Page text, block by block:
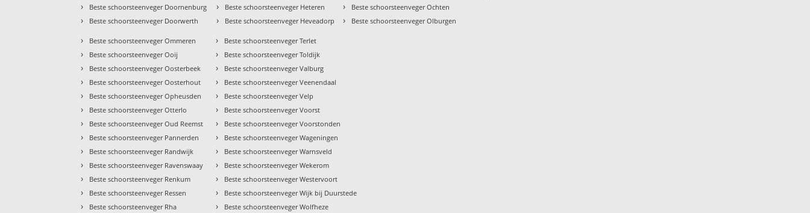
› Beste schoorsteenveger Doornenburg
› Beste schoorsteenveger Doorwerth
› Beste schoorsteenveger Heteren
› Beste schoorsteenveger Heveadorp
› Beste schoorsteenveger Ochten
› Beste schoorsteenveger Olburgen
› Beste schoorsteenveger Ommeren
› Beste schoorsteenveger Ooij
› Beste schoorsteenveger Oosterbeek
› Beste schoorsteenveger Oosterhout
› Beste schoorsteenveger Opheusden
› Beste schoorsteenveger Otterlo
› Beste schoorsteenveger Oud Reemst
› Beste schoorsteenveger Pannerden
› Beste schoorsteenveger Randwijk
› Beste schoorsteenveger Ravenswaay
› Beste schoorsteenveger Renkum
› Beste schoorsteenveger Ressen
› Beste schoorsteenveger Rha
› Beste schoorsteenveger Terlet
› Beste schoorsteenveger Toldijk
› Beste schoorsteenveger Valburg
› Beste schoorsteenveger Veenendaal
› Beste schoorsteenveger Velp
› Beste schoorsteenveger Voorst
› Beste schoorsteenveger Voorstonden
› Beste schoorsteenveger Wageningen
› Beste schoorsteenveger Warnsveld
› Beste schoorsteenveger Wekerom
› Beste schoorsteenveger Westervoort
› Beste schoorsteenveger Wijk bij Duurstede
› Beste schoorsteenveger Wolfheze